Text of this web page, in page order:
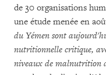
de 30 organisations
une étude menée en
du Yémen sont
nutritionnelle critique,
niveaux de malnutrition